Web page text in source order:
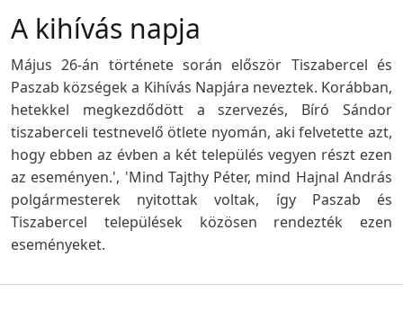
A kihívás napja
Május 26-án története során először Tiszabercel és
Paszab községek a Kihívás Napjára neveztek. Korábban,
hetekkel megkezdődött a szervezés, Bíró Sándor
tiszaberceli testnevelő ötlete nyomán, aki felvetette azt,
hogy ebben az évben a két település vegyen részt ezen
az eseményen.', 'Mind Tajthy Péter, mind Hajnal András
polgármesterek nyitottak voltak, így Paszab és
Tiszabercel települések közösen rendezték ezen
eseményeket.